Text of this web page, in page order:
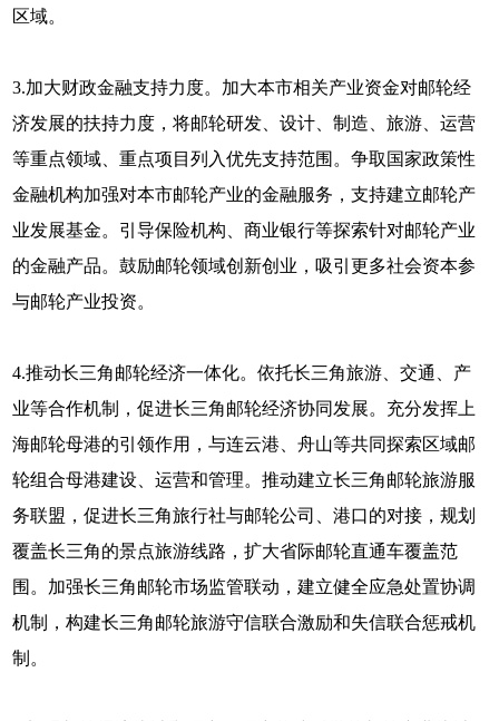
区域。
3.加大财政金融支持力度。加大本市相关产业资金对邮轮经
济发展的扶持力度，将邮轮研发、设计、制造、旅游、运营
等重点领域、重点项目列入优先支持范围。争取国家政策性
金融机构加强对本市邮轮产业的金融服务，支持建立邮轮产
业发展基金。引导保险机构、商业银行等探索针对邮轮产业
的金融产品。鼓励邮轮领域创新创业，吸引更多社会资本参
与邮轮产业投资。
4.推动长三角邮轮经济一体化。依托长三角旅游、交通、产
业等合作机制，促进长三角邮轮经济协同发展。充分发挥上
海邮轮母港的引领作用，与连云港、舟山等共同探索区域邮
轮组合母港建设、运营和管理。推动建立长三角邮轮旅游服
务联盟，促进长三角旅行社与邮轮公司、港口的对接，规划
覆盖长三角的景点旅游线路，扩大省际邮轮直通车覆盖范
围。加强长三角邮轮市场监管联动，建立健全应急处置协调
机制，构建长三角邮轮旅游守信联合激励和失信联合惩戒机
制。